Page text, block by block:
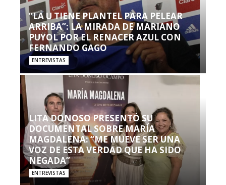
“LA U TIENE PLANTEL PARA PELEAR
ARRIBA”: LA MIRADA DE MARIANO
PUYOL POR EL RENACER AZUL CON
FERNANDO GAGO
ENTREVISTAS
LITA DONOSO PRESENTÓ SU
DOCUMENTAL SOBRE MARÍA
MAGDALENA: “ME MUEVE SER UNA
VOZ DE ESTA VERDAD QUE HA SIDO
NEGADA”
ENTREVISTAS